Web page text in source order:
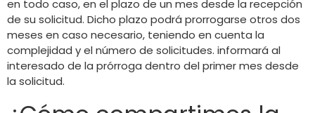
en todo caso, en el plazo de un mes desde la recepción
de su solicitud. Dicho plazo podrá prorrogarse otros dos
meses en caso necesario, teniendo en cuenta la
complejidad y el número de solicitudes. informará al
interesado de la prórroga dentro del primer mes desde
la solicitud.